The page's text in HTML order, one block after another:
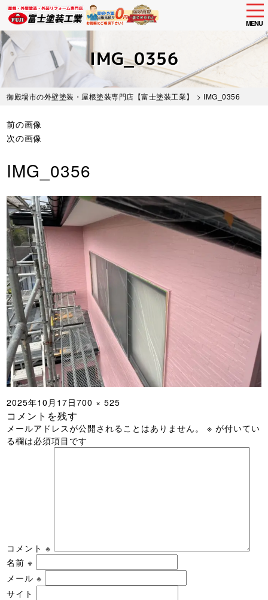
Skip
to
main
content
MENU
IMG_0356
御殿場市の外壁塗装・屋根塗装専門店【富士塗装工業】 > IMG_0356
前の画像
次の画像
IMG_0356
投
稿
日:
2025年10月17日フ
ル
サ
イ
700 × 525
コメントを残す
メールアドレスが公開されることはありません。 ※ が付いてい
る欄は必須項目です
コメント※
名前※
メール※
サイト